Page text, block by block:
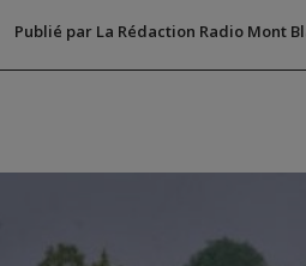
Publié par La Rédaction Radio Mont